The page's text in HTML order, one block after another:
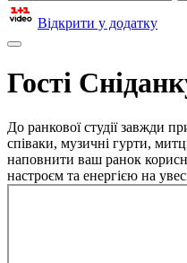
Відкрити у додатку
Гості
До ранкової студії завжди
співаки, музичні гурти,
наповнити ваш ранок
настроєм та енергією на